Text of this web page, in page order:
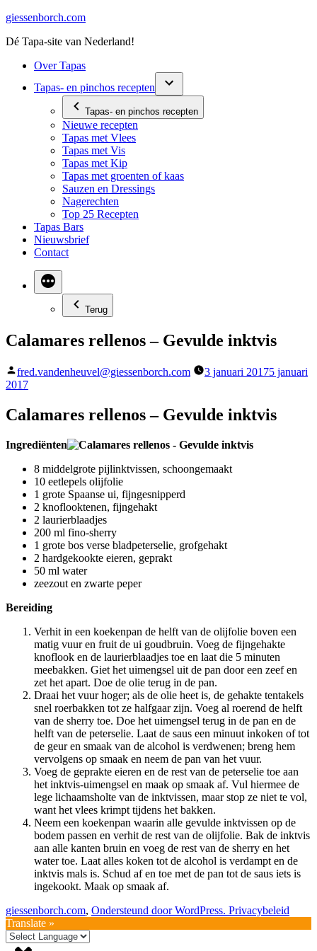
Ga
de
giessenborch.com
Dé Tapa-site van Nederland!
Over Tapas
Tapas- en pinchos recepten
Tapas- en pinchos recepten
Nieuwe recepten
Tapas met Vlees
Tapas met Vis
Tapas met Kip
Tapas met groenten of kaas
Sauzen en Dressings
Nagerechten
Top 25 Recepten
Tapas Bars
Nieuwsbrief
Contact
Terug
Calamares rellenos – Gevulde inktvis
Geplaatst
door
fred.vandenheuvel@giessenborch.com 3 januari 20175 januari
2017
Calamares rellenos – Gevulde inktvis
Ingrediënten
8 middelgrote pijlinktvissen, schoongemaakt
10 eetlepels olijfolie
1 grote Spaanse ui, fijngesnipperd
2 knoflooktenen, fijngehakt
2 laurierblaadjes
200 ml fino-sherry
1 grote bos verse bladpeterselie, grofgehakt
2 hardgekookte eieren, geprakt
50 ml water
zeezout en zwarte peper
Bereiding
Verhit in een koekenpan de helft van de olijfolie boven een
matig vuur en fruit de ui goudbruin. Voeg de fijngehakte
knoflook en de laurierblaadjes toe en laat die 5 minuten
meebakken. Giet het uimengsel uit de pan door een zeef en
zet het apart. Doe de olie terug in de pan.
Draai het vuur hoger; als de olie heet is, de gehakte tentakels
snel roerbakken tot ze halfgaar zijn. Voeg al roerend de helft
van de sherry toe. Doe het uimengsel terug in de pan en de
helft van de peterselie. Laat de saus een minuut inkoken of tot
de geur en smaak van de alcohol is verdwenen; breng hem
vervolgens op smaak en neem de pan van het vuur.
Voeg de geprakte eieren en de rest van de peterselie toe aan
het inktvis-uimengsel en maak op smaak af. Vul hiermee de
lege lichaamsholte van de inktvissen, maar stop ze niet te vol,
want het vlees krimpt tijdens het bakken.
Neem een koekenpan waarin alle gevulde inktvissen op de
bodem passen en verhit de rest van de olijfolie. Bak de inktvis
aan alle kanten bruin en voeg de rest van de sherry en het
water toe. Laat alles koken tot de alcohol is verdampt en de
inktvis mals is. Schud af en toe met de pan tot de saus iets is
ingekookt. Maak op smaak af.
giessenborch.com, Ondersteund door WordPress. Privacybeleid
Translate »